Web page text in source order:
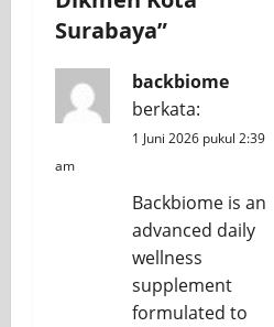
Surabaya”
backbiome
berkata:
1 Juni 2026 pukul 2:39
am
Backbiome is an
advanced daily
wellness
supplement
formulated to